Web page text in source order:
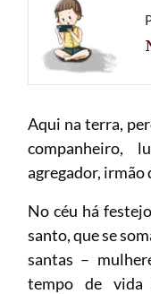
Aqui na terra,
companheiro,
agregador, irmão
No céu há
santo, que se
santas –
tempo de vida